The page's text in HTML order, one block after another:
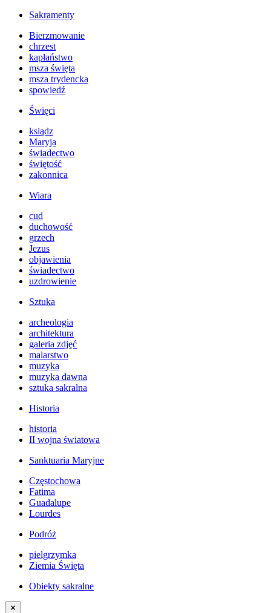
Sakramenty
Bierzmowanie
chrzest
kapłaństwo
msza święta
msza trydencka
spowiedź
Święci
ksiądz
Maryja
świadectwo
świętość
zakonnica
Wiara
cud
duchowość
grzech
Jezus
objawienia
świadectwo
uzdrowienie
Sztuka
archeologia
architektura
galeria zdjęć
malarstwo
muzyka
muzyka dawna
sztuka sakralna
Historia
historia
II wojna światowa
Sanktuaria Maryjne
Częstochowa
Fatima
Guadalupe
Lourdes
Podróż
pielgrzymka
Ziemia Święta
Obiekty sakralne
✕